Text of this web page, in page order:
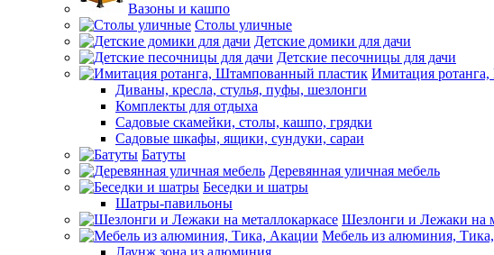
Вазоны и кашпо
Столы уличные
Детские домики для дачи
Детские песочницы для дачи
Имитация
Диваны, кресла, стулья, пуфы, шезлонги
Комплекты для отдыха
Садовые скамейки, столы, кашпо, грядки
Садовые шкафы, ящики, сундуки, сараи
Батуты
Деревянная уличная мебель
Беседки и шатры
Шатры-павильоны
Шезлонги и Лежаки на
Мебель из алюминия,
Лаунж зона из алюминия